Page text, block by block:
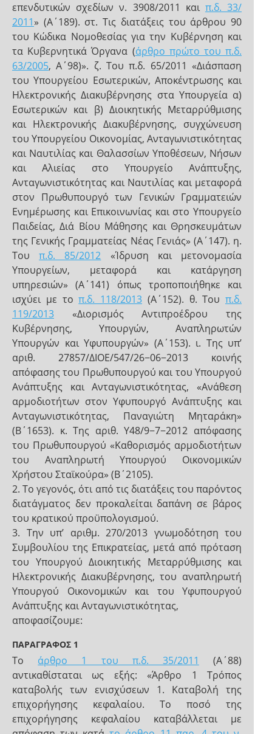
επενδυτικών σχεδίων ν. 3908/2011 και π.δ. 33/
2011» (Α΄189). στ. Τις διατάξεις του άρθρου 90
του Κώδικα Νομοθεσίας για την Κυβέρνηση και
τα Κυβερνητικά Όργανα (άρθρο πρώτο του π.δ.
63/2005, Α΄98)». ζ. Του π.δ. 65/2011 «Διάσπαση
του Υπουργείου Εσωτερικών, Αποκέντρωσης και
Ηλεκτρονικής Διακυβέρνησης στα Υπουργεία α)
Εσωτερικών και β) Διοικητικής Μεταρρύθμισης
και Ηλεκτρονικής Διακυβέρνησης, συγχώνευση
του Υπουργείου Οικονομίας, Ανταγωνιστικότητας
και Ναυτιλίας και Θαλασσίων Υποθέσεων, Νήσων
και Αλιείας στο Υπουργείο Ανάπτυξης,
Ανταγωνιστικότητας και Ναυτιλίας και μεταφορά
στον Πρωθυπουργό των Γενικών Γραμματειών
Ενημέρωσης και Επικοινωνίας και στο Υπουργείο
Παιδείας, Διά Βίου Μάθησης και Θρησκευμάτων
της Γενικής Γραμματείας Νέας Γενιάς» (Α΄147). η.
Τουπ.δ. 85/2012 «Ίδρυση και μετονομασία
Υπουργείων, μεταφορά και κατάργηση
υπηρεσιών» (Α΄141) όπως τροποποιήθηκε και
ισχύει με τοπ.δ. 118/2013 (Α΄152). θ. Του π.δ.
119/2013 «Διορισμός Αντιπροέδρου της
Κυβέρνησης, Υπουργών, Αναπληρωτών
Υπουργών και Υφυπουργών» (Α΄153). ι. Της υπ’
αριθ. 27857/ΔΙΟΕ/547/26−06−2013 κοινής
απόφασης του Πρωθυπουργού και του Υπουργού
Ανάπτυξης και Ανταγωνιστικότητας, «Ανάθεση
αρμοδιοτήτων στον Υφυπουργό Ανάπτυξης και
Ανταγωνιστικότητας, Παναγιώτη Μηταράκη»
(B΄1653). κ. Της αριθ. Υ48/9−7−2012 απόφασης
του Πρωθυπουργού «Καθορισμός αρμοδιοτήτων
του Αναπληρωτή Υπουργού Οικονομικών
Χρήστου Σταϊκούρα» (Β΄2105).
2. Το γεγονός, ότι από τις διατάξεις του παρόντος
διατάγματος δεν προκαλείται δαπάνη σε βάρος
του κρατικού προϋπολογισμού.
3. Την υπ’ αριθμ. 270/2013 γνωμοδότηση του
Συμβουλίου της Επικρατείας, μετά από πρόταση
του Υπουργού Διοικητικής Μεταρρύθμισης και
Ηλεκτρονικής Διακυβέρνησης, του αναπληρωτή
Υπουργού Οικονομικών και του Υφυπουργού
Ανάπτυξης και Ανταγωνιστικότητας,
αποφασίζουμε:
ΠΑΡΑΓΡΑΦΟΣ 1
Το άρθρο 1 του π.δ. 35/2011
(Α΄88)
αντικαθίσταται ως εξής: «Άρθρο 1 Τρόπος
καταβολής των ενισχύσεων 1. Καταβολή της
επιχορήγησης κεφαλαίου. Το ποσό της
επιχορήγησης κεφαλαίου καταβάλλεται με